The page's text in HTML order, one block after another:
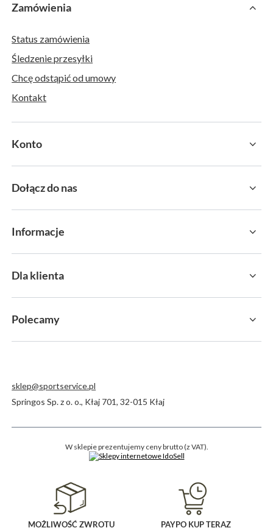
Zamówienia
Status zamówienia
Śledzenie przesyłki
Chcę odstąpić od umowy
Kontakt
Konto
Dołącz do nas
Informacje
Dla klienta
Polecamy
sklep@sportservice.pl
Springos Sp. z o. o., Kłaj 701,32-015 Kłaj
W sklepie prezentujemy ceny brutto (z VAT).
MOŻLIWOŚĆ ZWROTU PAYPO KUP TERAZ